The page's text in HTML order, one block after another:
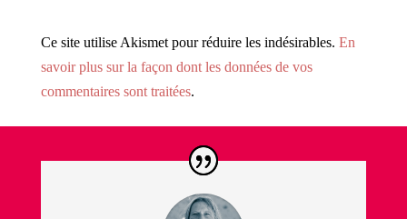
Ce site utilise Akismet pour réduire les indésirables. En
savoir plus sur la façon dont les données de vos
commentaires sont traitées.